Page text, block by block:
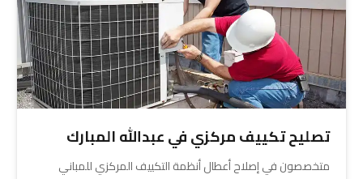
تصليح تكييف مركزي في عبدالله المبارك
متخصصون في إصلاح أعطال أنظمة التكييف المركزي للمباني